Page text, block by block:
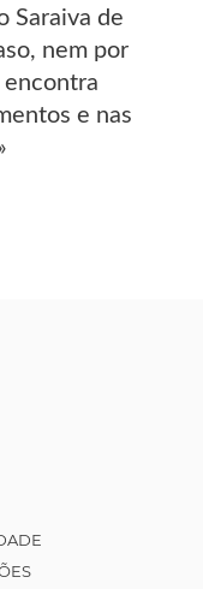
Saraiva de
nem por
encontra
e nas